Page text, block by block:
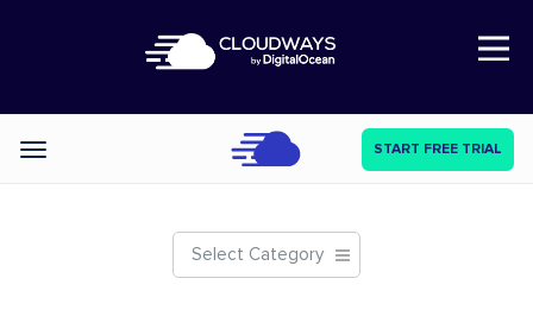
Open Nav
Categories START FREE TRIAL
Select Category